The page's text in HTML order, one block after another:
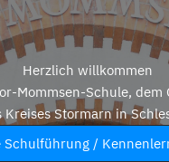
Herzlich willkommen
Mommsen-Schule,
Kreises Stormarn in
Schulführung /